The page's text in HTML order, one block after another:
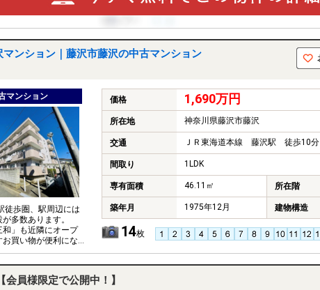
マンション｜藤沢市藤沢の中古マンション
マンション
徒歩圏、駅周辺には
多数あります。
和」も近隣にオープ
お買い物が便利にな
価格 1,690万円
所在地 神奈川県藤沢市藤沢
交通 ＪＲ東海道本線 藤沢駅 徒歩10分
間取り 1LDK
専有面積 46.11㎡ 所在階
築年月 1975年12月 建物構造
14枚
会員様限定で公開中！】